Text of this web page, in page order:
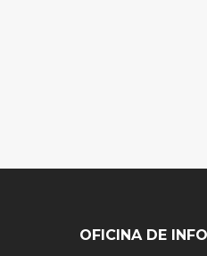
OFICINA DE